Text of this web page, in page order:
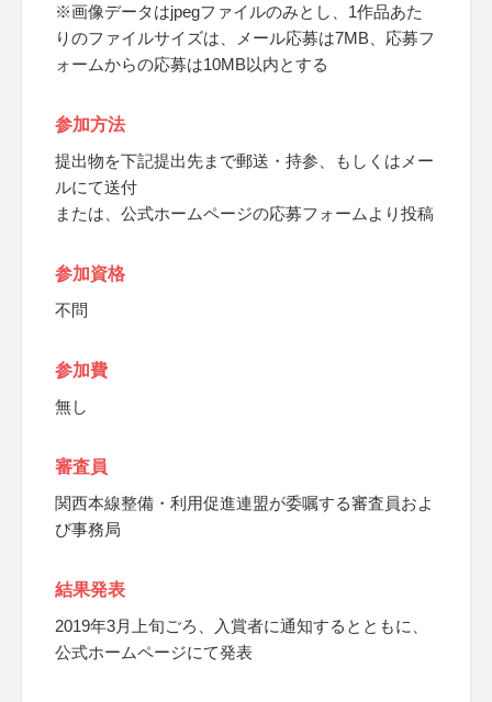
※画像データはjpegファイルのみとし、1作品あた
りのファイルサイズは、メール応募は7MB、応募フ
ォームからの応募は10MB以内とする
参加方法
提出物を下記提出先まで郵送・持参、もしくはメー
ルにて送付
または、公式ホームページの応募フォームより投稿
参加資格
不問
参加費
無し
審査員
関西本線整備・利用促進連盟が委嘱する審査員およ
び事務局
結果発表
2019年3月上旬ごろ、入賞者に通知するとともに、
公式ホームページにて発表